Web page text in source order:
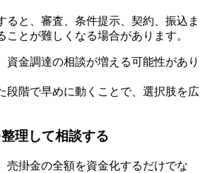
ると、審査、条件提示、契約、振込ま
ことが難しくなる場合があります。
資金調達の相談が増える可能性があり
段階で早めに動くことで、選択肢を広
理して相談する
売掛金の全額を資金化するだけでな